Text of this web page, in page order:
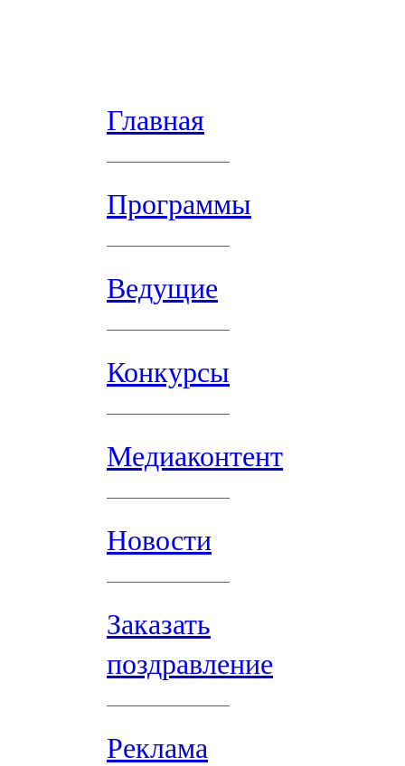
Главная
Программы
Ведущие
Конкурсы
Медиаконтент
Новости
Заказать
поздравление
Реклама